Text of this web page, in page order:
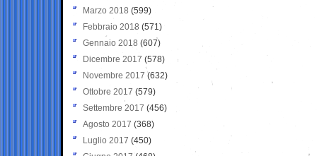
Marzo 2018 (599)
Febbraio 2018 (571)
Gennaio 2018 (607)
Dicembre 2017 (578)
Novembre 2017 (632)
Ottobre 2017 (579)
Settembre 2017 (456)
Agosto 2017 (368)
Luglio 2017 (450)